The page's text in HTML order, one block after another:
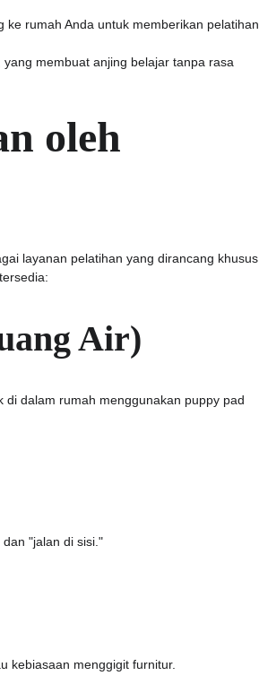
rumah Anda untuk memberikan pelatihan.
yang membuat anjing belajar tanpa rasa
oleh
layanan pelatihan yang dirancang khusus
Air)
di dalam rumah menggunakan puppy pad
"jalan di sisi."
kebiasaan menggigit furnitur.